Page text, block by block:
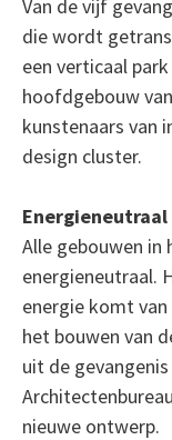
Van de vijf
die wordt
een verticaal
hoofdgebouw
kunstenaars van
design cluster.
Alle gebouwen in
energieneutraal.
energie komt
het bouwen van
uit de
nieuwe ontwerp.